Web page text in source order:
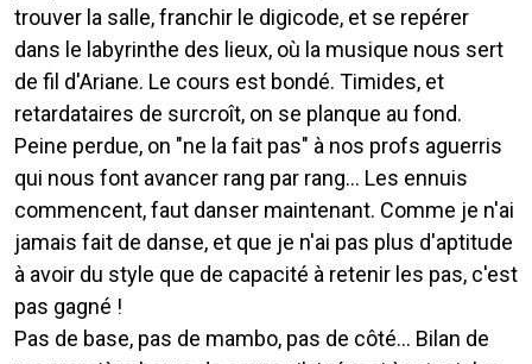
trouver la salle, franchir le digicode, et se repérer
dans le labyrinthe des lieux, où la musique nous sert
de fil d'Ariane. Le cours est bondé. Timides, et
retardataires de surcroît, on se planque au fond.
Peine perdue, on "ne la fait pas" à nos profs aguerris
qui nous font avancer rang par rang... Les ennuis
commencent, faut danser maintenant. Comme je n'ai
jamais fait de danse, et que je n'ai pas plus d'aptitude
à avoir du style que de capacité à retenir les pas, c'est
pas gagné !
Pas de base, pas de mambo, pas de côté... Bilan de